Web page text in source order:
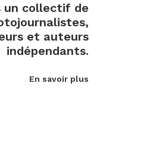
un collectif de
et auteurs
indépendants.
En savoir plus